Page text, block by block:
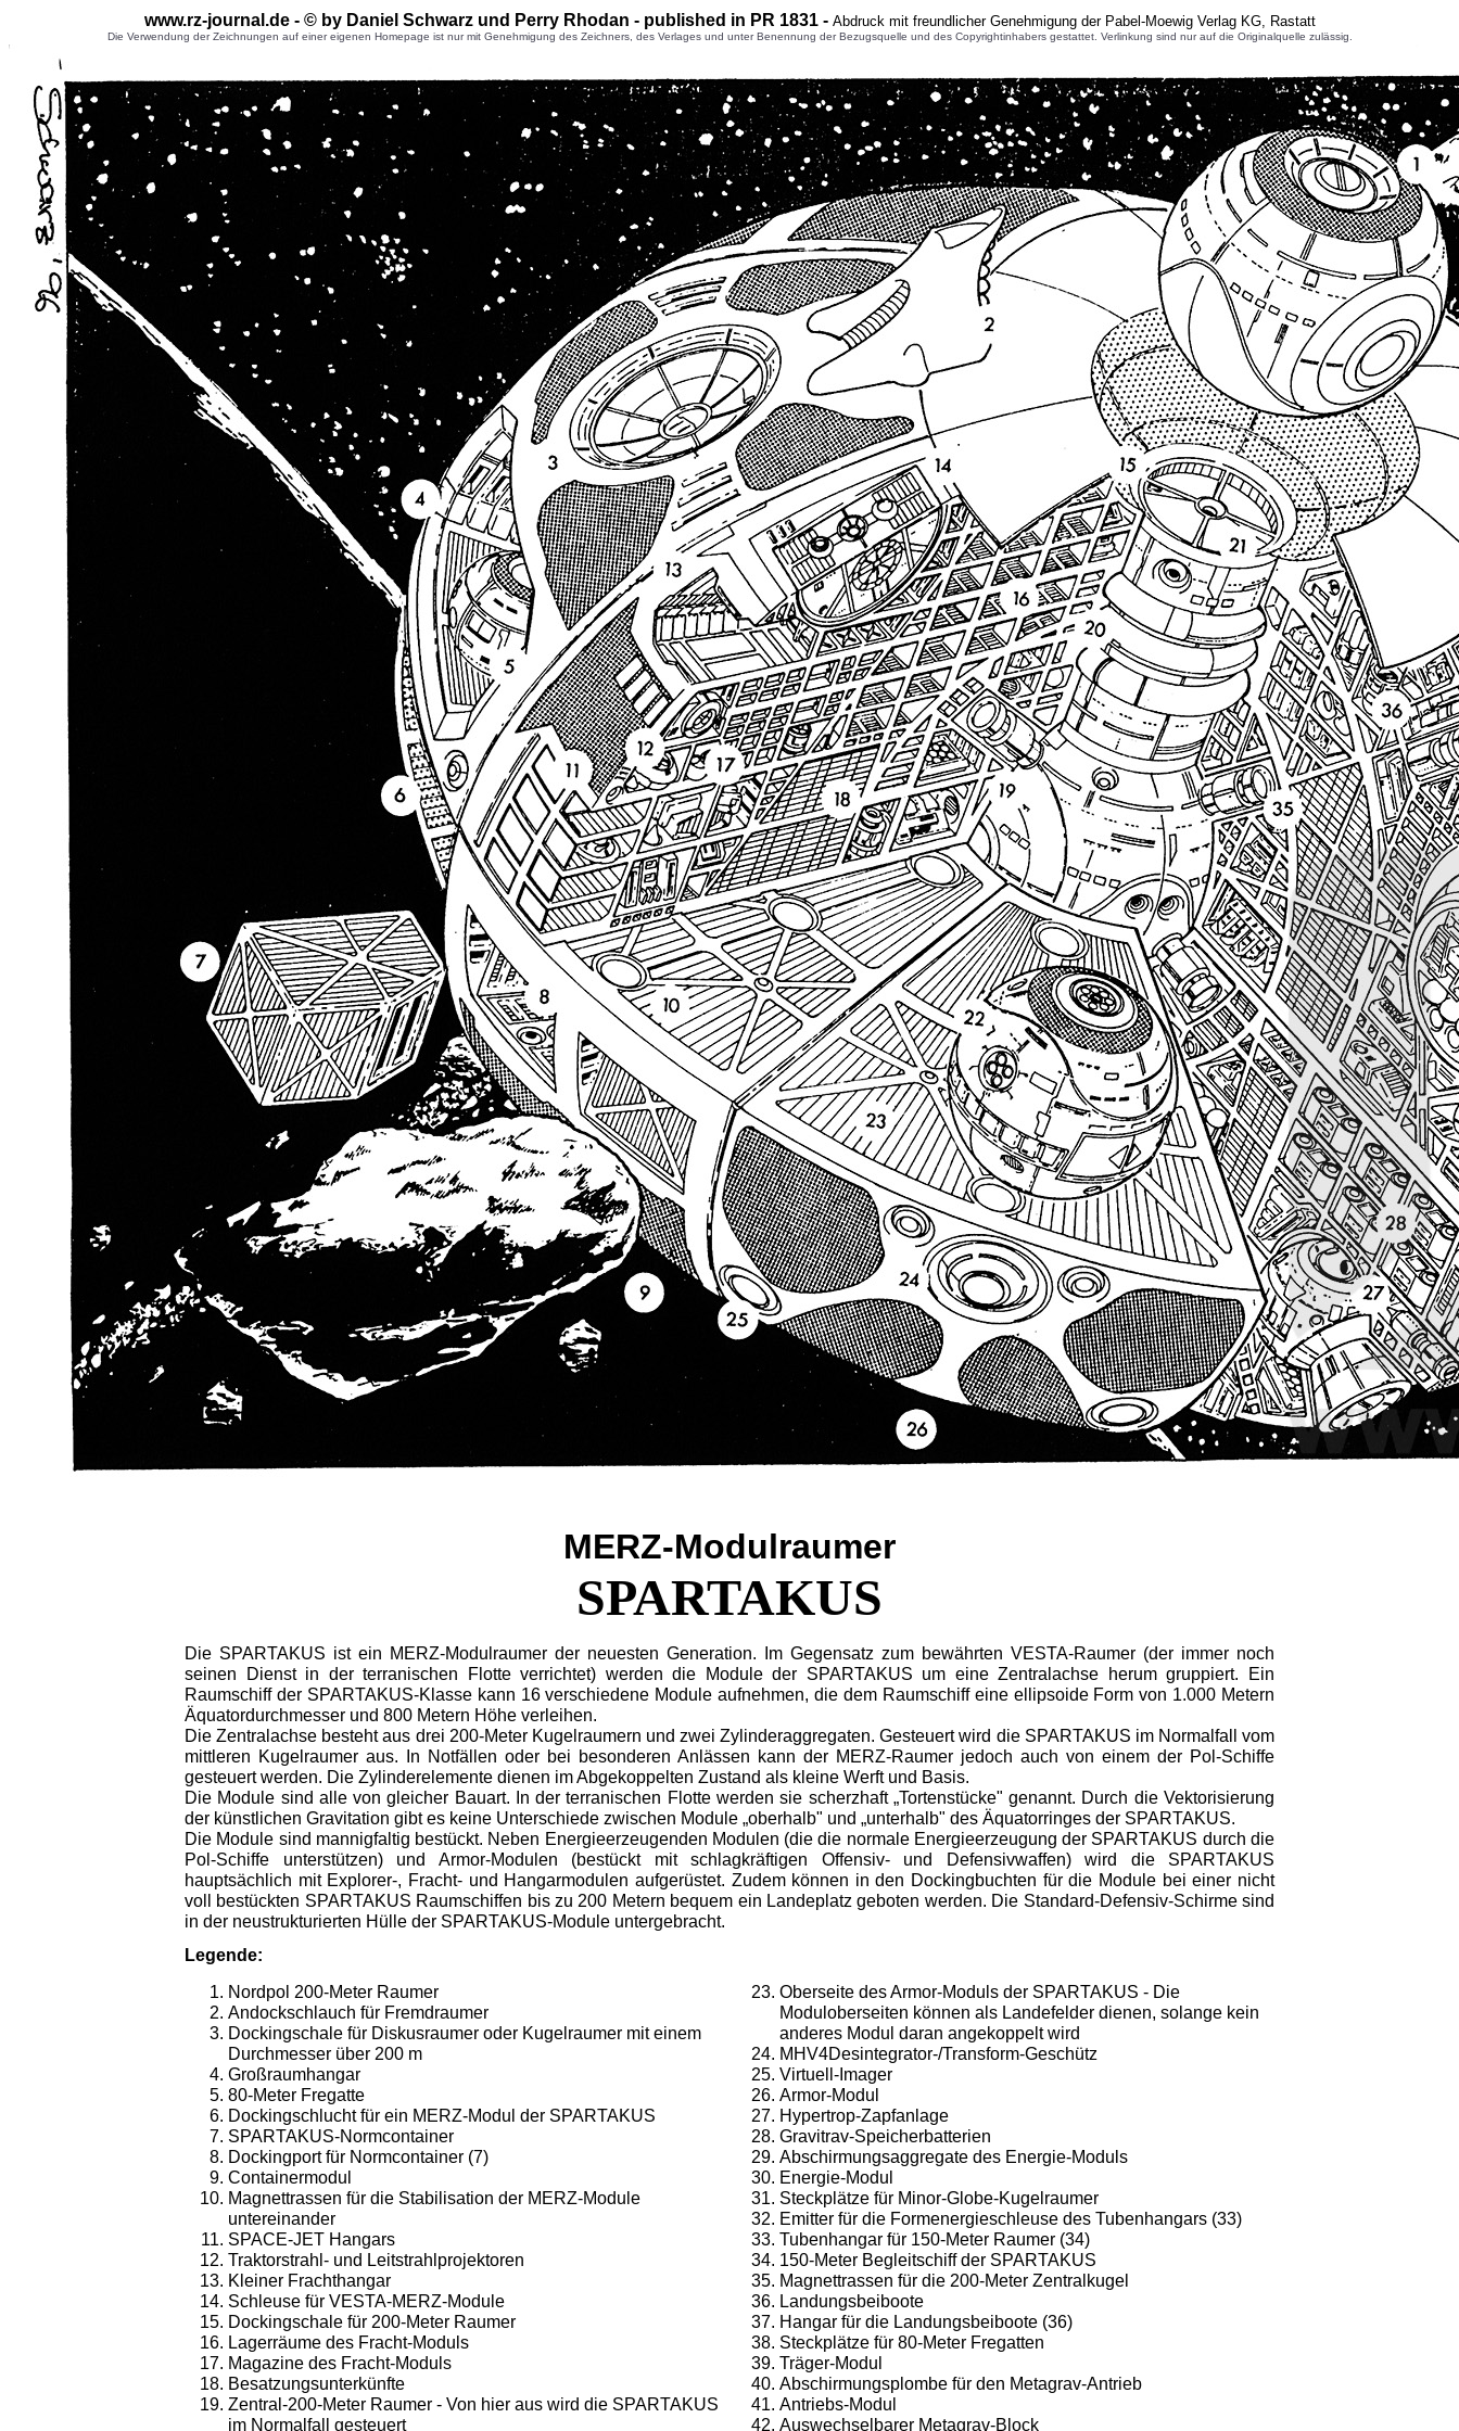
www.rz-journal.de - © by Daniel Schwarz und Perry Rhodan - published in PR 1831 - Abdruck mit freundlicher Genehmigung der Pabel-Moewig Verlag KG, Rastatt
Die Verwendung der Zeichnungen auf einer eigenen Homepage ist nur mit Genehmigung des Zeichners, des Verlages und unter Benennung der Bezugsquelle und des Copyrightinhabers gestattet. Verlinkung sind nur auf die Originalquelle zulässig.
MERZ-Modulraumer
SPARTAKUS
Die SPARTAKUS ist ein MERZ-Modulraumer der neuesten Generation. Im Gegensatz zum bewährten VESTA-Raumer (der immer noch
seinen Dienst in der terranischen Flotte verrichtet) werden die Module der SPARTAKUS um eine Zentralachse herum gruppiert. Ein
Raumschiff der SPARTAKUS-Klasse kann 16 verschiedene Module aufnehmen, die dem Raumschiff eine ellipsoide Form von 1.000 Metern
Äquator­durchmesser und 800 Metern Höhe verleihen.
Die Zentralachse besteht aus drei 200-Meter Kugelraumern und zwei Zylinderaggregaten. Gesteuert wird die SPARTAKUS im Normalfall vom
mittleren Kugelraumer aus. In Notfällen oder bei besonderen Anlässen kann der MERZ-Raumer jedoch auch von einem der Pol-Schiffe
gesteuert werden. Die Zylinderelemente dienen im Abgekoppelten Zustand als kleine Werft und Basis.
Die Module sind alle von gleicher Bauart. In der terranischen Flotte werden sie scherzhaft „Tortenstücke" genannt. Durch die Vektorisierung
der künstlichen Gravitation gibt es keine Unterschiede zwischen Module „oberhalb" und „unterhalb" des Äquatorringes der SPARTAKUS.
Die Module sind mannigfaltig bestückt. Neben Energieerzeugenden Modulen (die die normale Energieerzeugung der SPARTAKUS durch die
Pol-Schiffe unterstützen) und Armor-Modulen (bestückt mit schlagkräftigen Offensiv- und Defensivwaffen) wird die SPARTAKUS
hauptsächlich mit Explorer-, Fracht- und Hangarmodulen aufgerüstet. Zudem können in den Dockingbuchten für die Module bei einer nicht
voll bestückten SPARTAKUS Raumschiffen bis zu 200 Metern bequem ein Landeplatz geboten werden. Die Standard-Defensiv-Schirme sind
in der neustrukturierten Hülle der SPARTAKUS-Module untergebracht.
Legende:
Nordpol 200-Meter Raumer
Andockschlauch für Fremdraumer
Dockingschale für Diskusraumer oder Kugelraumer mit einem
Durchmesser über 200 m
Großraumhangar
80-Meter Fregatte
Dockingschlucht für ein MERZ-Modul der SPARTAKUS
SPARTAKUS-Normcontainer
Dockingport für Normcontainer (7)
Containermodul
Magnettrassen für die Stabilisation der MERZ-Module
untereinander
SPACE-JET Hangars
Traktorstrahl- und Leitstrahlprojektoren
Kleiner Frachthangar
Schleuse für VESTA-MERZ-Module
Dockingschale für 200-Meter Raumer
Lagerräume des Fracht-Moduls
Magazine des Fracht-Moduls
Besatzungsunterkünfte
Zentral-200-Meter Raumer - Von hier aus wird die SPARTAKUS
im Normalfall gesteuert
Oberseite des Armor-Moduls der SPARTAKUS - Die
Moduloberseiten können als Landefelder dienen, solange kein
anderes Modul daran angekoppelt wird
MHV4Desintegrator-/Transform-Geschütz
Virtuell-Imager
Armor-Modul
Hypertrop-Zapfanlage
Gravitrav-Speicherbatterien
Abschirmungsaggregate des Energie-Moduls
Energie-Modul
Steckplätze für Minor-Globe-Kugelraumer
Emitter für die Formenergieschleuse des Tubenhangars (33)
Tubenhangar für 150-Meter Raumer (34)
150-Meter Begleitschiff der SPARTAKUS
Magnettrassen für die 200-Meter Zentralkugel
Landungsbeiboote
Hangar für die Landungsbeiboote (36)
Steckplätze für 80-Meter Fregatten
Träger-Modul
Abschirmungsplombe für den Metagrav-Antrieb
Antriebs-Modul
Auswechselbarer Metagrav-Block